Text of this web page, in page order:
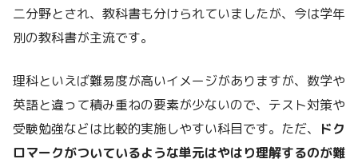
二分野とされ、教科書も分けられていましたが、今は学年
別の教科書が主流です。
理科といえば難易度が高いイメージがありますが、数学や
英語と違って積み重ねの要素が少ないので、テスト対策や
受験勉強などは比較的実施しやすい科目です。ただ、
ドク
ロマークがついているような単元はやはり理解するのが難